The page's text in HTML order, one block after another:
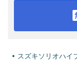
スズキソリオハイ